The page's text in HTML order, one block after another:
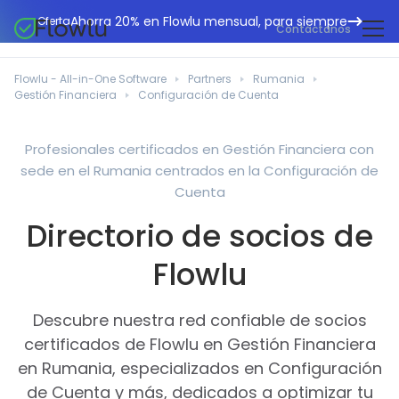
OfertaAhorra 20% en Flowlu mensual, para siempre
Contáctanos
Gestión de proyectos
Facturación en línea
Automatización del flujo de trabajo
Herramientas de colaboración
Gestión financiera
Base de conocimientos
Agencias de marketing
Departamentos de TI
Empresas manufactureras
Pequeños negocios
Organizadores de eventos
Centro de ayuda
Blog Flowlu
Guías
Casos prácticos
Herramientas gratuitas
Português
Flowlu - All-in-One Software Partners
Rumania
Gestión Financiera
Configuración de Cuenta
Profesionales certificados en Gestión Financiera con
sede en el Rumania centrados en la Configuración de
Cuenta
Directorio de socios de
Flowlu
Descubre nuestra red confiable de socios
certificados de Flowlu en Gestión Financiera
en Rumania, especializados en Configuración
de Cuenta y más, dedicados a optimizar tu